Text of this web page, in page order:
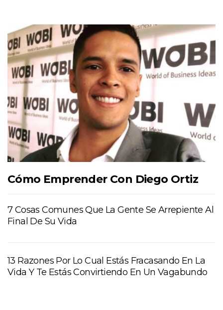
Cómo Emprender Con Diego Ortiz
7 Cosas Comunes Que La Gente Se Arrepiente Al
Final De Su Vida
13 Razones Por Lo Cual Estás Fracasando En La
Vida Y Te Estás Convirtiendo En Un Vagabundo